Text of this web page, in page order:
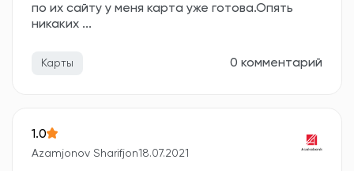
по их сайту у меня карта уже готова.Опять
никаких ...
Карты 0 комментарий
1.0
Azamjonov Sharifjon18.07.2021